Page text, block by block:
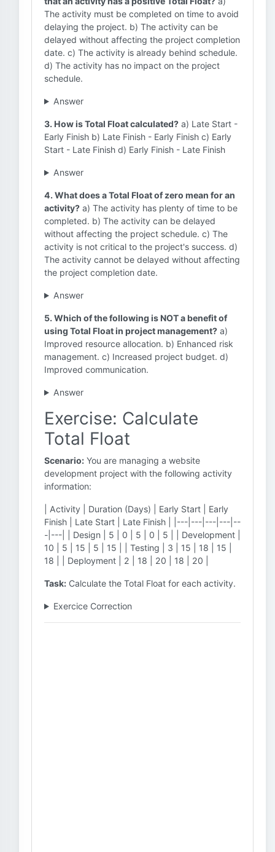
The activity must be completed on time to avoid
delaying the project. b) The activity can be
delayed without affecting the project completion
date. c) The activity is already behind schedule.
d) The activity has no impact on the project
schedule.
Answer
3. How is Total Float calculated? a) Late Start -
Early Finish b) Late Finish - Early Finish c) Early
Start - Late Finish d) Early Finish - Late Finish
Answer
4. What does a Total Float of zero mean for an
activity? a) The activity has plenty of time to be
completed. b) The activity can be delayed
without affecting the project schedule. c) The
activity is not critical to the project's success. d)
The activity cannot be delayed without affecting
the project completion date.
Answer
5. Which of the following is NOT a benefit of
using Total Float in project management? a)
Improved resource allocation. b) Enhanced risk
management. c) Increased project budget. d)
Improved communication.
Answer
Exercise: Calculate
Total Float
Scenario: You are managing a website
development project with the following activity
information:
| Activity | Duration (Days) | Early Start | Early
Finish | Late Start | Late Finish | |---|---|---|---|--
-|---| | Design | 5 | 0 | 5 | 0 | 5 | | Development |
10 | 5 | 15 | 5 | 15 | | Testing | 3 | 15 | 18 | 15 |
18 | | Deployment | 2 | 18 | 20 | 18 | 20 |
Task: Calculate the Total Float for each activity.
Exercice Correction